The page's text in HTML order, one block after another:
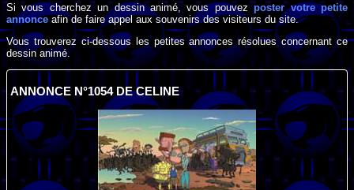
Si vous cherchez un dessin animé, vous pouvezposter votre petite
annonce afin de faire appel aux souvenirs des visiteurs du site.
Vous trouverez ci-dessous les petites annonces résolues concernant ce
dessin animé.
ANNONCE N°1054 DE CELINE